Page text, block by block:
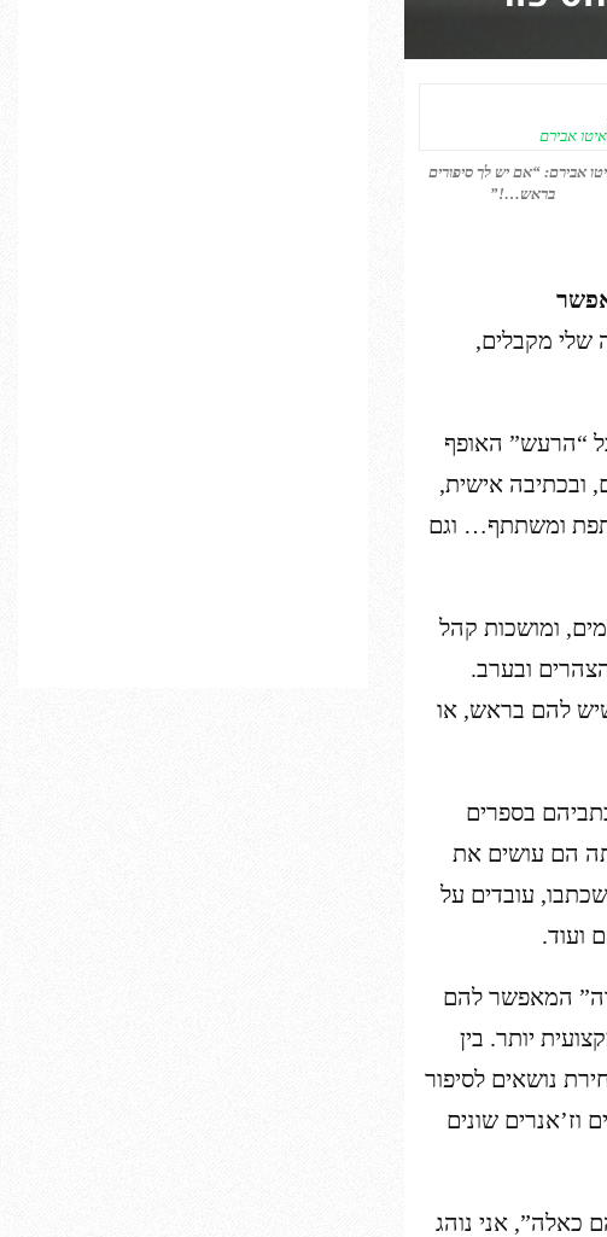
אבירם: “אם יש לך סיפורים
בראש…!”
שלי מקבלים,
“הרעש” האופף
ובכתיבה אישית,
ומשתתף… וגם
ומושכות קהל
ובערב.
להם בראש, או
בספרים
הם עושים את
עובדים על
ועוד.
המאפשר להם
יותר. בין
נושאים לסיפור
וז’אנרים שונים
כאלה”, אני נוהג